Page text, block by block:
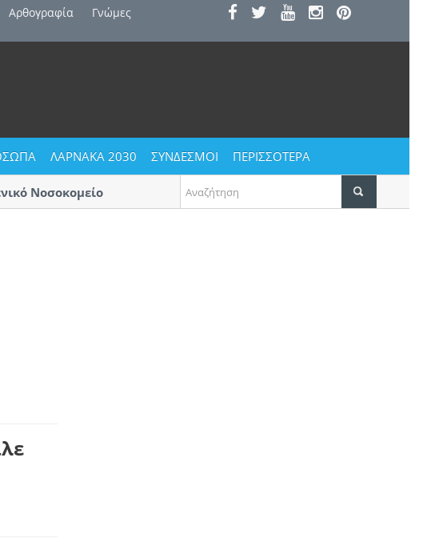
Αρθογραφία
Γνώμες
ΛΑΡΝΑΚΑ 2030 ΣΥΝΔΕΣΜΟΙ ΠΕΡΙΣΣΟΤΕΡΑ
Νοσοκομείο
Αυγουστιάτικο ξεφάντωμα στους Αγίους
Δεκαπενταύγουστο